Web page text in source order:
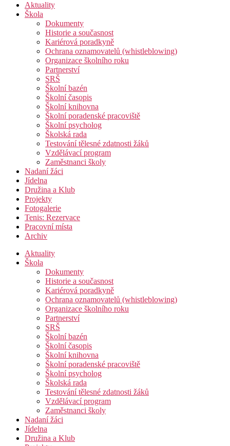
Aktuality
Škola
Dokumenty
Historie a současnost
Kariérová poradkyně
Ochrana oznamovatelů (whistleblowing)
Organizace školního roku
Partnerství
SRŠ
Školní bazén
Školní časopis
Školní knihovna
Školní poradenské pracoviště
Školní psycholog
Školská rada
Testování tělesné zdatnosti žáků
Vzdělávací program
Zaměstnanci školy
Nadaní žáci
Jídelna
Družina a Klub
Projekty
Fotogalerie
Tenis: Rezervace
Pracovní místa
Archiv
Aktuality
Škola
Dokumenty
Historie a současnost
Kariérová poradkyně
Ochrana oznamovatelů (whistleblowing)
Organizace školního roku
Partnerství
SRŠ
Školní bazén
Školní časopis
Školní knihovna
Školní poradenské pracoviště
Školní psycholog
Školská rada
Testování tělesné zdatnosti žáků
Vzdělávací program
Zaměstnanci školy
Nadaní žáci
Jídelna
Družina a Klub